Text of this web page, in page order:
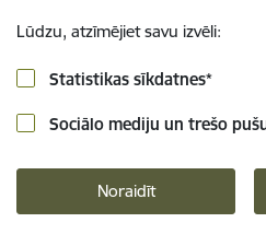
Lūdzu, atzīmējiet savu izvēli:
Statistikas sīkdatnes*
Sociālo mediju un trešo
Noraidīt